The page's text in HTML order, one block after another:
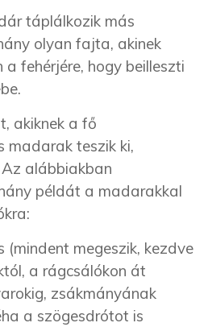
táplálkozik más
olyan fajta, akinek
a fehérjére, hogy beilleszti
akiknek a fő
madarak teszik ki,
alábbiakban
példát a madarakkal
(mindent megeszik, kezdve
a rágcsálókon át
zsákmányának
a szögesdrótot is